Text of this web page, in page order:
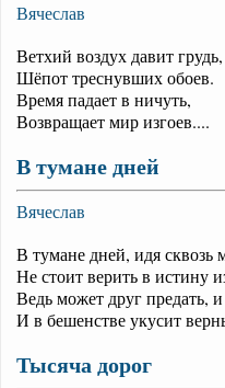
Вячеслав
Ветхий воздух давит грудь,
Шёпот треснувших обоев.
Время падает в ничуть,
Возвращает мир изгоев....
В тумане дней
Вячеслав
В тумане дней, идя сквозь
Не стоит верить в истину
Ведь может друг предать, и
И в бешенстве укусит
Тысяча дорог